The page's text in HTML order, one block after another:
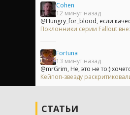
Cohen
12 минут назад
@Hungry_for_blood, если
Поклонники серии Fallout
Fortuna
13 минут назад
@mrGrim, Не, это не то:)
Кейпоп-звезду
СТАТЬИ